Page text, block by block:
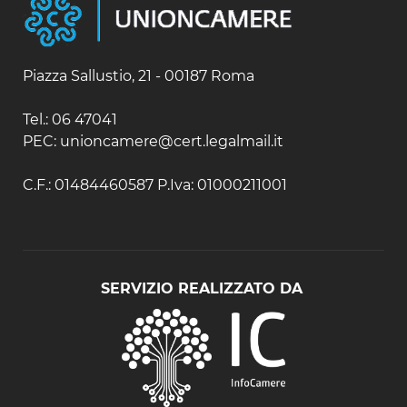
Piazza Sallustio, 21 - 00187 Roma
Tel.: 06 47041
PEC: unioncamere@cert.legalmail.it
C.F.: 01484460587 P.Iva: 01000211001
SERVIZIO REALIZZATO DA